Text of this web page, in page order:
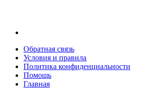
Обратная связь
Условия и правила
Политика конфиденциальности
Помощь
Главная